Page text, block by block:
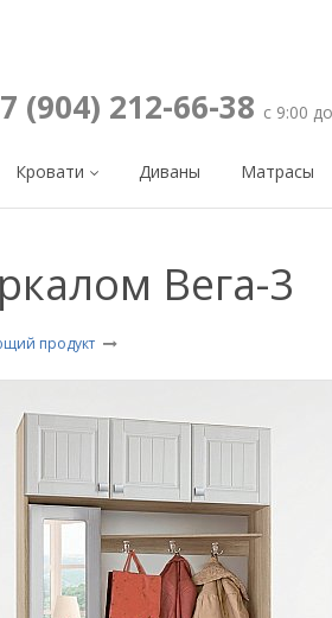
(904) 212-66-38 с 9:00
Кровати Диваны Матрасы
Вега-3
продукт